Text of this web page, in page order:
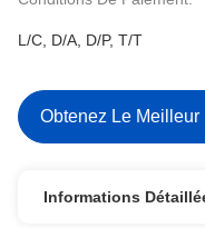
L/C, D/A, D/P, T/T
Obtenez Le Meilleur
Informations